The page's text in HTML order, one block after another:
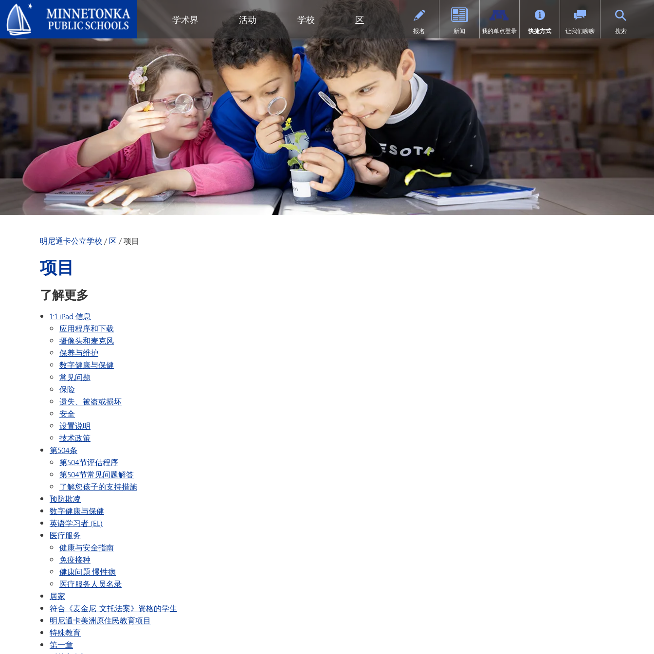
明尼通卡公立学校
学术界
地区项目
进阶学习
计算机科学与编程
数字健康与保健
语言沉浸式教学
音乐选项
“导航员”计划
奥尔维斯反欺凌项目
Tonka 在线
学前教育
幼儿筛查
幼儿家庭教育（ECFE）
幼儿特殊教育（ECSE）
“小探险家”托儿所
小学（K-5年级）
课程设置
小学网站链接
小学美术
沉浸式教学选项（幼儿园至五年
级）
Kindergarten at Minnetonka
读写能力计划
高中（9-12年级）
大学先修课程（AP）
毕业设计
美术
毕业要求
国际文凭（IB）
语言沉浸式课程（9-12年级）
明尼通卡研究
MOMENTUM：航空、汽车、建筑
“引领未来”项目
船长日志 | MHS 课程目录
Tonka Online（增刊）
初中（6-8年级）
学术荣誉
课程目录
语言沉浸式教学（6-8年级）
活动
全区
卓越庆典
服务庆典
社区教育
有目标的育儿
“为更绿色的未来”再利用与回收活
动
Tonka 提供
小学
区合唱团
Tonka 辅导
青少年素质教育
青少年文娱活动
初中
活动 - MME
活动 - MMW
高中活动
社团与拓展活动
联系我们
明尼通卡合唱团（在新窗口/标签页中打开）
明尼通卡部落（在新窗口/标签页中打开）
明尼通卡管弦乐团（在新窗口/标签页中打开）
明尼通卡剧院（在新窗口/标签页中打开）
注册
（在新窗口/标签页中打开）
学生会
高中体育
设施
常见问题
联系我们
注册
（在新窗口/标签页中打开）
门票
学校
社区教育
明尼通卡幼儿园与ECFE
探索者（托儿所）
青年
成人课程
活动
小学
清泉小学
迪普黑文小学
埃克塞尔西尔小学
格罗夫兰小学
明尼瓦什塔小学
风景高地小学
初中
东初中
西初中
高中
明尼通卡高中
过渡教育
SAIL 过渡计划
在线学习
Tonka 在线
区
领导力
年度报告
学区政策
校董会
校长
关于明尼通卡学区
区域地图（在新窗口/标签页中打开）
使命、信念与愿景
家长与学生手册
引以为豪之处
员工名录
部门
预算与财务
招标与提案征集
通信
设施使用与租赁
人力资源
营养服务
居民及公开招募
安全与安保
教学
技术
测试与评估
交通
合作伙伴
后援会
案例
钻石俱乐部（在新窗口/标签页中打开）
家庭协作
明尼通卡校友会
明尼通卡基金会
斯基珀斯助威俱乐部
Tonka CARES
托恩卡之傲
项目
1:1 iPad 信息
预防欺凌
数字健康与保健
英语学习者 (EL)
医疗服务
居家
符合《麦金尼-文托法案》资格的
明尼通卡美洲原住民教育项目
特殊教育
第一章
《第九条》
报名 新闻 我的单点登录 快捷方式 让我们聊聊 搜索
明尼通卡公立学校 / 区/项目
项目
了解更多
1:1 iPad 信息
应用程序和下载
摄像头和麦克风
保养与维护
数字健康与保健
常见问题
保险
遗失、被盗或损坏
安全
设置说明
技术政策
第504条
第504节评估程序
第504节常见问题解答
了解您孩子的支持措施
预防欺凌
数字健康与保健
英语学习者 (EL)
医疗服务
健康与安全指南
免疫接种
健康问题 慢性病
医疗服务人员名录
居家
符合《麦金尼-文托法案》资格的学生
明尼通卡美洲原住民教育项目
特殊教育
第一章